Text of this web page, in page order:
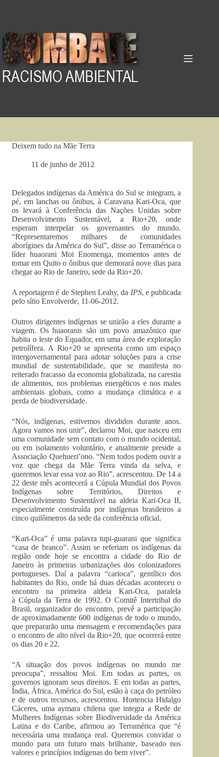
Deixem tudo na Mãe Terra
11 de junho de 2012
Delegados indígenas da América do Sul se integram, a
pé, em lanchas ou ônibus, à Caravana Kari-Oca, que
os levará à Conferência das Nações Unidas sobre
Desenvolvimento Sustentável, a Rio+20, onde
esperam interpelar os governantes do mundo.
“Representaremos milhares de comunidades
aborígines da América do Sul”, disse ao Terramérica o
líder huaorani Moi Enomenga, momentos antes de
tomar em Quito o ônibus que demorará nove dias para
chegar ao Rio de Janeiro, sede da Rio+20.
A reportagem é de Stephen Leahy, da IPS, e publicada
pelo sítio Envolverde, 11-06-2012.
Outros dirigentes indígenas se unirão a eles durante a
viagem. Os huaoranis são um povo amazônico que
habita o leste do Equador, em uma área de exploração
petrolífera. A Rio+20 se apresenta como um espaço
intergovernamental para adotar soluções para a crise
mundial de sustentabilidade, que se manifesta no
reiterado fracasso da economia globalizada, na carestia
de alimentos, nos problemas energéticos e nos males
ambientais globais, como a mudança climática e a
perda de biodiversidade.
“Nós, indígenas, estivemos divididos durante anos.
Agora vamos nos unir”, declarou Moi, que nasceu em
uma comunidade sem contato com o mundo ocidental,
ou em isolamento voluntário, e atualmente preside a
Associação Quehueri’ono. “Nem todos podem ouvir a
voz que chega da Mãe Terra vinda da selva, e
queremos levar essa voz ao Rio”, acrescentou. De 14 a
22 deste mês acontecerá a Cúpula Mundial dos Povos
Indígenas sobre Territórios, Direitos e
Desenvolvimento Sustentável na aldeia Kari-Oca II,
especialmente construída por indígenas brasileiros a
cinco quilômetros da sede da conferência oficial.
“Kari-Oca” é uma palavra tupi-guarani que significa
“casa de branco”. Assim se referiam os indígenas da
região onde hoje se encontra a cidade do Rio de
Janeiro às primeiras urbanizações dos colonizadores
portugueses. Daí a palavra “carioca”, gentílico dos
habitantes do Rio, onde há duas décadas aconteceu o
encontro na primeira aldeia Kari-Oca, paralela
à Cúpula da Terra de 1992. O Comitê Intertribal do
Brasil, organizador do encontro, prevê a participação
de aproximadamente 600 indígenas de todo o mundo,
que prepararão uma mensagem e recomendações para
o encontro de alto nível da Rio+20, que ocorrerá entre
os dias 20 e 22.
“A situação dos povos indígenas no mundo me
preocupa”, ressaltou Moi. Em todas as partes, os
governos ignoram seus direitos. E em todas as partes,
Índia, África, América do Sul, estão à caça do petróleo
e de outros recursos, acrescentou. Hortencia Hidalgo
Cáceres, uma aymara chilena que integra a Rede de
Mulheres Indígenas sobre Biodiversidade da América
Latina e do Caribe, afirmou ao Terramérica que “é
necessária uma mudança real. Queremos convidar o
mundo para um futuro mais brilhante, baseado nos
valores e princípios indígenas do bem viver”.